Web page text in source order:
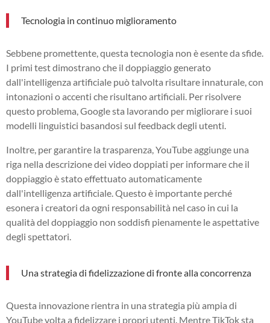
Tecnologia in continuo miglioramento
Sebbene promettente, questa tecnologia non è esente da sfide.
I primi test dimostrano che il doppiaggio generato
dall'intelligenza artificiale può talvolta risultare innaturale, con
intonazioni o accenti che risultano artificiali. Per risolvere
questo problema, Google sta lavorando per migliorare i suoi
modelli linguistici basandosi sul feedback degli utenti.
Inoltre, per garantire la trasparenza, YouTube aggiunge una
riga nella descrizione dei video doppiati per informare che il
doppiaggio è stato effettuato automaticamente
dall'intelligenza artificiale. Questo è importante perché
esonera i creatori da ogni responsabilità nel caso in cui la
qualità del doppiaggio non soddisfi pienamente le aspettative
degli spettatori.
Una strategia di fidelizzazione di fronte alla concorrenza
Questa innovazione rientra in una strategia più ampia di
YouTube volta a fidelizzare i propri utenti. Mentre TikTok sta